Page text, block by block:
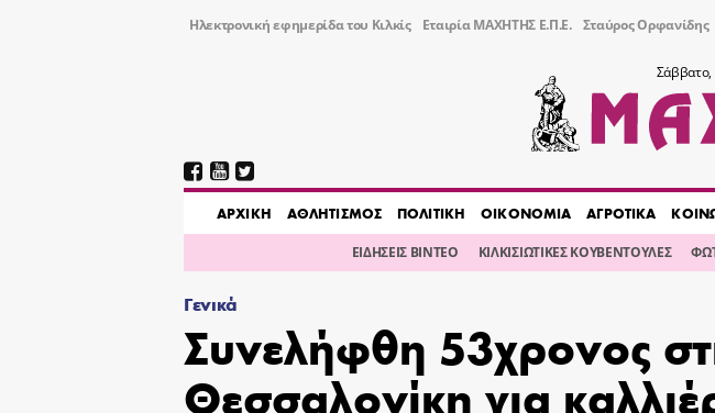
Ηλεκτρονική εφημερίδα του Κιλκίς Εταιρία ΜΑΧΗΤΗΣ Ε.Π.Ε. Σταύρος Ορφανίδης
Σάββατο,
AΡΧΙΚΗ ΑΘΛΗΤΙΣΜΟΣ ΠΟΛΙΤΙΚΗ ΟΙΚΟΝΟΜΙΑ ΑΓΡΟΤΙΚΑ
ΕΙΔΗΣΕΙΣ ΒΙΝΤΕΟ ΚΙΛΚΙΣΙΩΤΙΚΕΣ ΚΟΥΒΕΝΤΟΥΛΕΣ
Γενικά
Συνελήφθη 53χρονος
Θεσσαλονίκη για